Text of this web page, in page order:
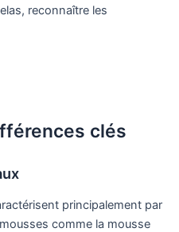
reconnaître les
clés
principalement par
comme la mousse